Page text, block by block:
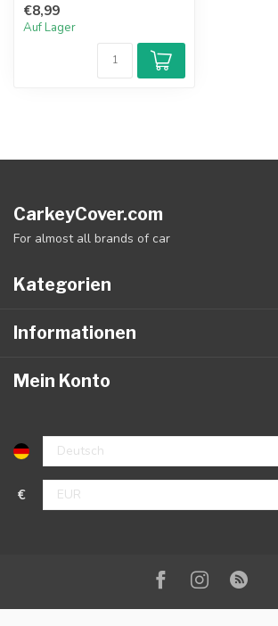
€8,99
Auf Lager
CarkeyCover.com
For almost all brands of car
Kategorien
Informationen
Mein Konto
€